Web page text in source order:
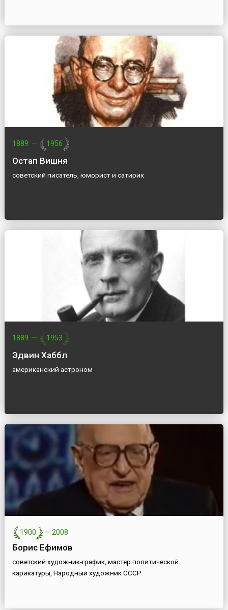
1889 — 1956
Остап Вишня
советский писатель, юморист и сатирик
1889 — 1953
Эдвин Хаббл
американский астроном
1900 — 2008
Борис Ефимов
советский художник-график, мастер политической
карикатуры, Народный художник СССР